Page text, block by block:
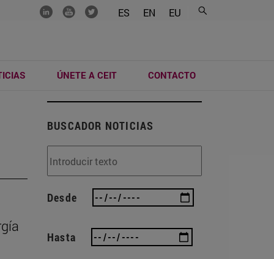
ES EN EU
....... ....... .......
ÚNETE A CEIT CONTACTO
BUSCADOR NOTICIAS
Desde
Hasta